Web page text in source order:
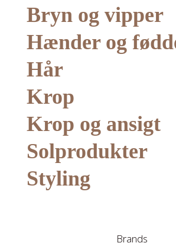
Bryn og vipper
Hænder og
Hår
Krop
Krop og ansigt
Solprodukter
Styling
Brands